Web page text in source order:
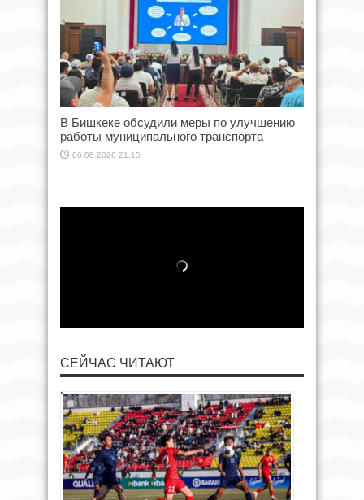
В Бишкеке обсудили меры по улучшению
работы муниципального транспорта
06.08.2026 21:15
СЕЙЧАС ЧИТАЮТ